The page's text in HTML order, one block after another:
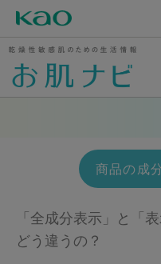
商品の成
「全成分表示」と「
どう違うの？